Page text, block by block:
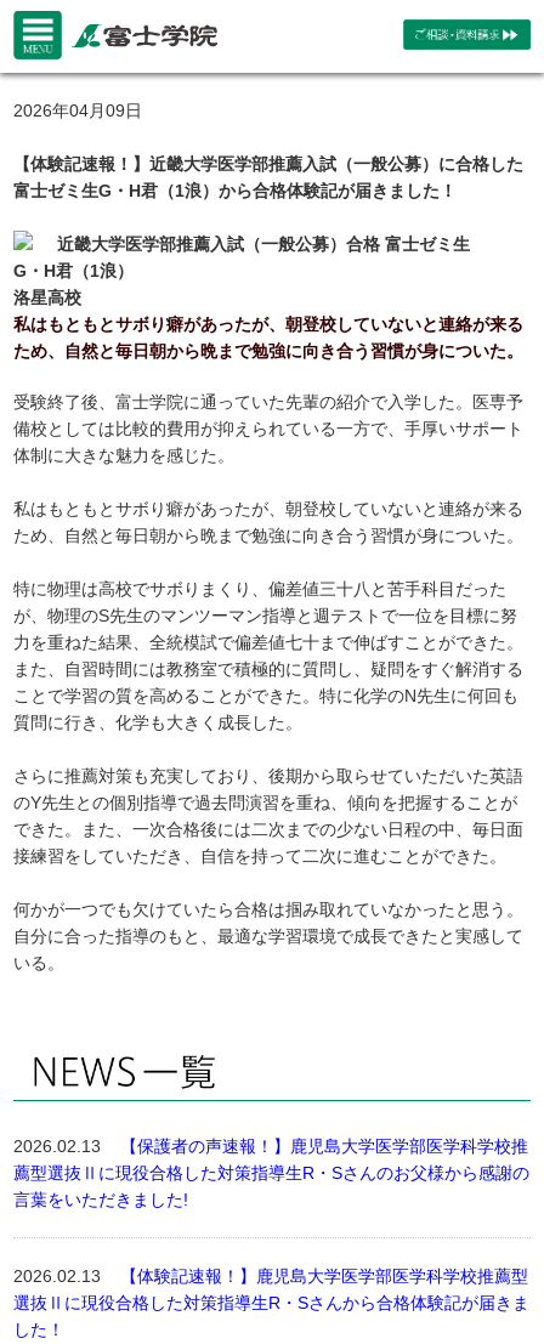
2026年04月09日
【体験記速報！】近畿大学医学部推薦入試（一般公募）に合格した
富士ゼミ生G・H君（1浪）から合格体験記が届きました！
近畿大学医学部推薦入試（一般公募）合格 富士ゼミ生
G・H君（1浪）
洛星高校
私はもともとサボり癖があったが、朝登校していないと連絡が来る
ため、自然と毎日朝から晩まで勉強に向き合う習慣が身についた。
受験終了後、富士学院に通っていた先輩の紹介で入学した。医専予
備校としては比較的費用が抑えられている一方で、手厚いサポート
体制に大きな魅力を感じた。
私はもともとサボり癖があったが、朝登校していないと連絡が来る
ため、自然と毎日朝から晩まで勉強に向き合う習慣が身についた。
特に物理は高校でサボりまくり、偏差値三十八と苦手科目だった
が、物理のS先生のマンツーマン指導と週テストで一位を目標に努
力を重ねた結果、全統模試で偏差値七十まで伸ばすことができた。
また、自習時間には教務室で積極的に質問し、疑問をすぐ解消する
ことで学習の質を高めることができた。特に化学のN先生に何回も
質問に行き、化学も大きく成長した。
さらに推薦対策も充実しており、後期から取らせていただいた英語
のY先生との個別指導で過去問演習を重ね、傾向を把握することが
できた。また、一次合格後には二次までの少ない日程の中、毎日面
接練習をしていただき、自信を持って二次に進むことができた。
何かが一つでも欠けていたら合格は掴み取れていなかったと思う。
自分に合った指導のもと、最適な学習環境で成長できたと実感して
いる。
2026.02.13
【保護者の声速報！】鹿児島大学医学部医学科学校推
薦型選抜Ⅱに現役合格した対策指導生R・Sさんのお父様から感謝の
言葉をいただきました!
2026.02.13
【体験記速報！】鹿児島大学医学部医学科学校推薦型
選抜Ⅱに現役合格した対策指導生R・Sさんから合格体験記が届きま
した！